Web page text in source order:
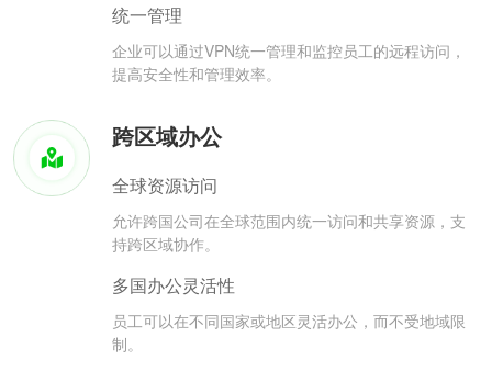
统一管理
企业可以通过VPN统一管理和监控员工的远程访问，
提高安全性和管理效率。
跨区域办公
全球资源访问
允许跨国公司在全球范围内统一访问和共享资源，支
持跨区域协作。
多国办公灵活性
员工可以在不同国家或地区灵活办公，而不受地域限
制。